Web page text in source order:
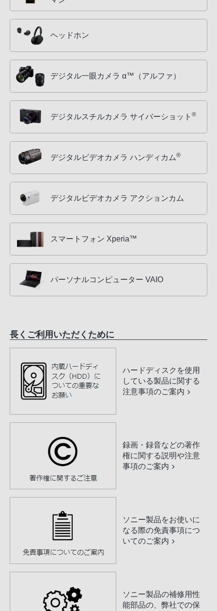
ヘッドホン
デジタル一眼カメラ α™（アルファ）
デジタルスチルカメラ サイバーショット ®
デジタルビデオカメラ ハンディカム®
デジタルビデオカメラ アクションカム
スマートフォン Xperia™
パーソナルコンピューター VAIO
長くご利用いただくために
ハードディスクを使用
している製品に関する
注意事項のご案内
録画・録音などの著作
権に関する説明や注意
事項のご案内
ソニー製品をお使いに
なる際の免責事項につ
いてのご案内
ソニー製品の補修用性
能部品の、弊社での保